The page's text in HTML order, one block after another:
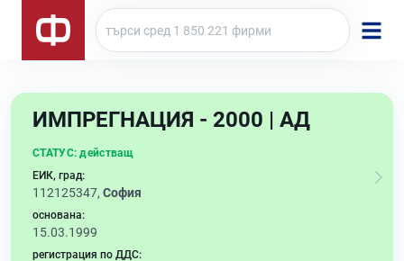
ИМПРЕГНАЦИЯ - 2000 | АД
СТАТУС: действащ
ЕИК, град:
112125347, София
основана:
15.03.1999
регистрация по ДДС: